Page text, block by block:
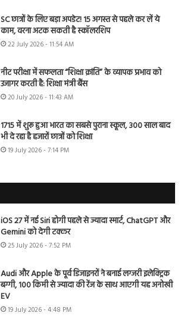
SC छात्रों के लिए बड़ा अपडेट! 15 अगस्त से पहले कर लें ये
काम, वरना अटक सकती है स्कॉलरशिप
22 July 2026 - 11:54 AM
नीट परीक्षा में सफलता “शिक्षा क्रांति” के व्यापक प्रभाव को
उजागर करती है: शिक्षा मंत्री बैंस
20 July 2026 - 11:43 AM
1715 में शुरू हुआ भारत का सबसे पुराना स्कूल, 300 साल बाद
भी दे रहा है हजारों छात्रों को शिक्षा
19 July 2026 - 7:14 PM
iOS 27 में नई Siri होगी पहले से ज्यादा स्मार्ट, ChatGPT और
Gemini को देगी टक्कर
25 July 2026 - 7:52 PM
Audi और Apple के पूर्व डिजाइनरों ने बनाई लग्जरी इलेक्ट्रिक
बग्गी, 100 किमी से ज्यादा की रेंज के साथ आएगी यह अनोखी
EV
19 July 2026 - 4:48 PM